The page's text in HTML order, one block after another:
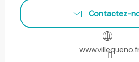
Contactez-